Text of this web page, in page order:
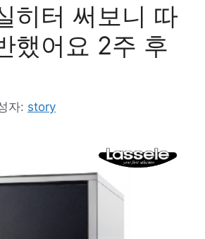
히터 써보니 따
했어요 2주 후
자: story